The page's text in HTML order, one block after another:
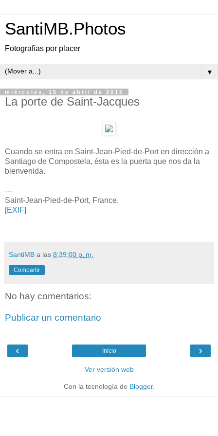
SantiMB.Photos
Fotografías por placer
▼
miércoles, 15 de abril de 2015
La porte de Saint-Jacques
Cuando se entra en Saint-Jean-Pied-de-Port en dirección a
Santiago de Compostela, ésta es la puerta que nos da la
bienvenida.
---
Saint-Jean-Pied-de-Port, France.
[EXIF]
SantiMB a las 8:39:00 p. m.
Compartir
No hay comentarios:
Publicar un comentario
‹ ›
Inicio
Ver versión web
Con la tecnología de Blogger.